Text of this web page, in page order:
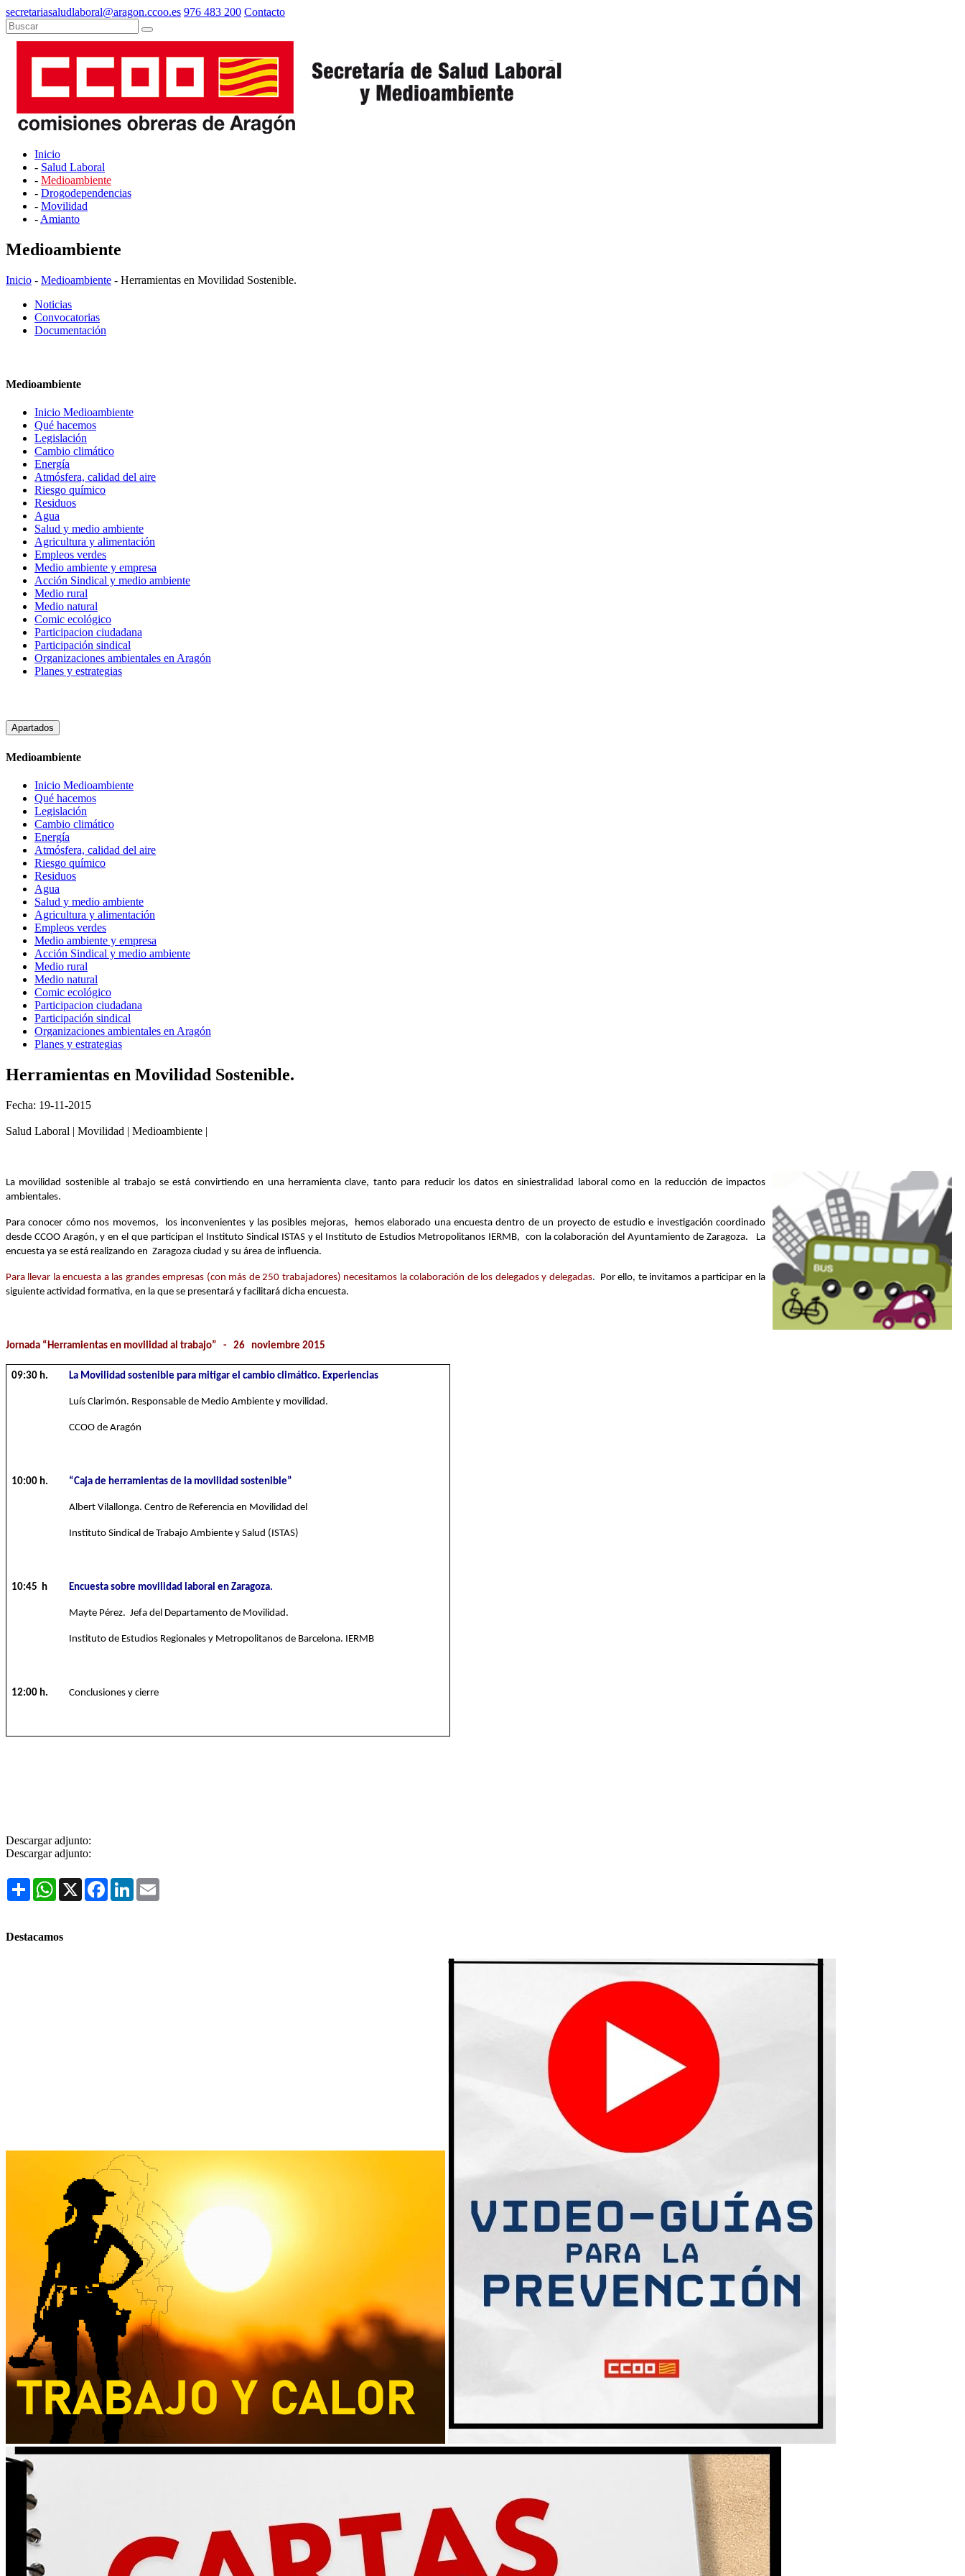
secretariasaludlaboral@aragon.ccoo.es 976 483 200 Contacto
Inicio
- Salud Laboral
- Medioambiente
- Drogodependencias
- Movilidad
- Amianto
Medioambiente
Inicio - Medioambiente - Herramientas en Movilidad Sostenible.
Noticias
Convocatorias
Documentación
Medioambiente
Inicio Medioambiente
Qué hacemos
Legislación
Cambio climático
Energía
Atmósfera, calidad del aire
Riesgo químico
Residuos
Agua
Salud y medio ambiente
Agricultura y alimentación
Empleos verdes
Medio ambiente y empresa
Acción Sindical y medio ambiente
Medio rural
Medio natural
Comic ecológico
Participacion ciudadana
Participación sindical
Organizaciones ambientales en Aragón
Planes y estrategias
Apartados
Medioambiente
Inicio Medioambiente
Qué hacemos
Legislación
Cambio climático
Energía
Atmósfera, calidad del aire
Riesgo químico
Residuos
Agua
Salud y medio ambiente
Agricultura y alimentación
Empleos verdes
Medio ambiente y empresa
Acción Sindical y medio ambiente
Medio rural
Medio natural
Comic ecológico
Participacion ciudadana
Participación sindical
Organizaciones ambientales en Aragón
Planes y estrategias
Herramientas en Movilidad Sostenible.
Fecha: 19-11-2015
Salud Laboral | Movilidad | Medioambiente |
La movilidad sostenible al trabajo se está convirtiendo en una herramienta clave, tanto para reducir los datos en siniestralidad laboral como en la reducción de impactos
ambientales.
Para conocer cómo nos movemos, los inconvenientes y las posibles mejoras, hemos elaborado una encuesta dentro de un proyecto de estudio e investigación coordinado
desde CCOO Aragón, y en el que participan el Instituto Sindical ISTAS y el Instituto de Estudios Metropolitanos IERMB, con la colaboración del Ayuntamiento de Zaragoza. La
encuesta ya se está realizando en Zaragoza ciudad y su área de influencia.
Para llevar la encuesta a las grandes empresas (con más de 250 trabajadores) necesitamos la colaboración de los delegados y delegadas. Por ello, te invitamos a participar en la
siguiente actividad formativa, en la que se presentará y facilitará dicha encuesta.
Jornada “Herramientas en movilidad al trabajo” - 26 noviembre 2015
09:30 h. La Movilidad sostenible para mitigar el cambio climático. Experiencias
Luís Clarimón. Responsable de Medio Ambiente y movilidad.
CCOO de Aragón
10:00 h. “Caja de herramientas de la movilidad sostenible”
Albert Vilallonga. Centro de Referencia en Movilidad del
Instituto Sindical de Trabajo Ambiente y Salud (ISTAS)
10:45 h Encuesta sobre movilidad laboral en Zaragoza.
Mayte Pérez. Jefa del Departamento de Movilidad.
Instituto de Estudios Regionales y Metropolitanos de Barcelona. IERMB
12:00 h. Conclusiones y cierre
Descargar adjunto:
Descargar adjunto:
Share WhatsApp
X FacebookLinkedIn
Destacamos